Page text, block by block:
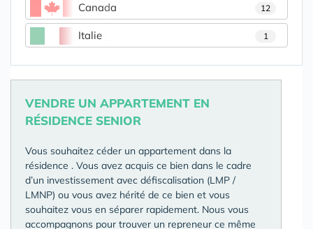
Canada 12
Italie 1
VENDRE UN APPARTEMENT EN
RÉSIDENCE SENIOR
Vous souhaitez céder un appartement dans la
résidence . Vous avez acquis ce bien dans le cadre
d’un investissement avec défiscalisation (LMP /
LMNP) ou vous avez hérité de ce bien et vous
souhaitez vous en séparer rapidement. Nous vous
accompagnons pour trouver un repreneur ce même